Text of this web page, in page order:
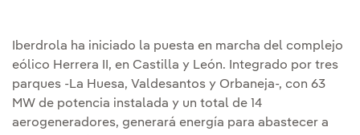
Iberdrola ha iniciado la puesta en marcha del complejo
eólico Herrera II, en Castilla y León. Integrado por tres
parques -La Huesa, Valdesantos y Orbaneja-, con 63
MW de potencia instalada y un total de 14
aerogeneradores, generará energía para abastecer a